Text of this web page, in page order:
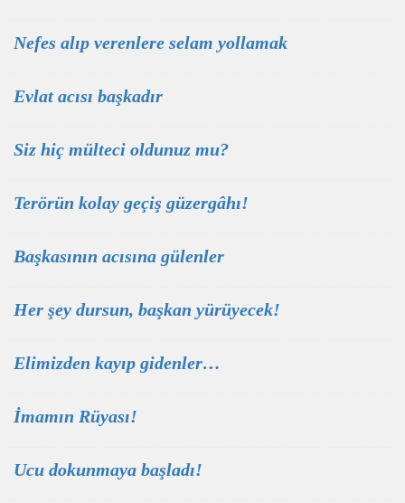
Nefes alıp verenlere selam yollamak
Evlat acısı başkadır
Siz hiç mülteci oldunuz mu?
Terörün kolay geçiş güzergâhı!
Başkasının acısına gülenler
Her şey dursun, başkan yürüyecek!
Elimizden kayıp gidenler…
İmamın Rüyası!
Ucu dokunmaya başladı!